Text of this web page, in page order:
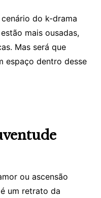
do k-drama
mais ousadas,
Mas será que
espaço dentro desse
ou ascensão
um retrato da